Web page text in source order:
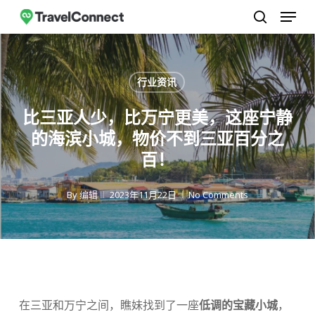
主
要
内
容
搜索
菜单
行业资讯
比三亚人少，比万宁更美，这座宁静
的海滨小城，物价不到三亚百分之
百！
By编辑 2023年11月22日 No Comments
在三亚和万宁之间，瞧妹找到了一座低调的宝藏小城，
关
闭
菜
单